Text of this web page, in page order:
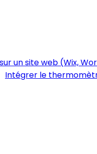
un site web (Wix,
Intégrer le